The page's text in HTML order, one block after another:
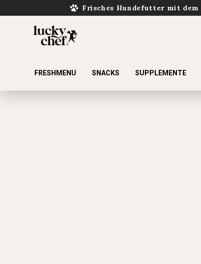
Frisches Hundefutter mit dem
FRESHMENU SNACKS SUPPLEMENTE